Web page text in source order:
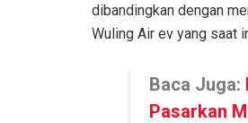
dibandingkan dengan
Wuling Air ev yang saat
Baca Juga:
Pasarkan